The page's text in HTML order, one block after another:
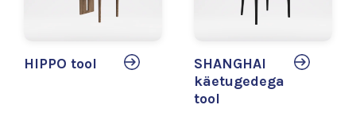
HIPPO tool
SHANGHAI
käetugedega
tool